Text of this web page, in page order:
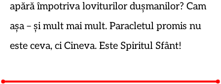
apără împotriva loviturilor dușmanilor? Cam
așa – și mult mai mult. Paracletul promis nu
este ceva, ci Cineva. Este Spiritul Sfânt!